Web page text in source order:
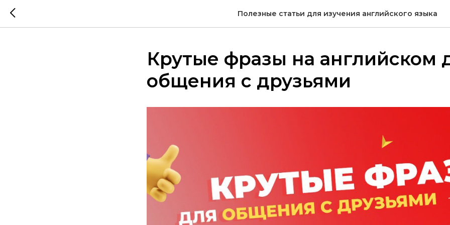
Полезные статьи для изучения английского языка
Крутые фразы на английском
общения с друзьями